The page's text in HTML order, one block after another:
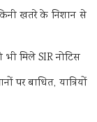
खतरे के निशान से
मिले SIR नोटिस
पर बाधित, यात्रियों